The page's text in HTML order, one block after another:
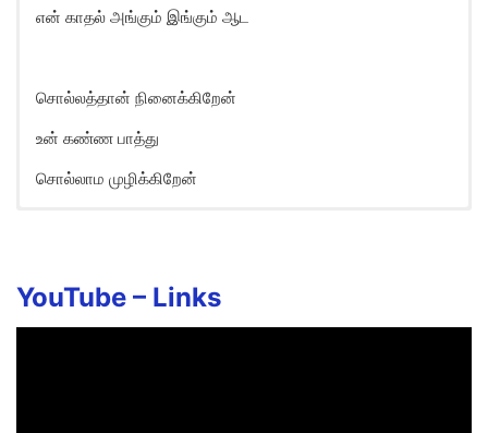
என் காதல் அங்கும் இங்கும் ஆட
சொல்லத்தான் நினைக்கிறேன்
உன் கண்ண பாத்து
சொல்லாம முழிக்கிறேன்
Sollathaan nenaikiren
Un kanna paathu
YouTube – Links